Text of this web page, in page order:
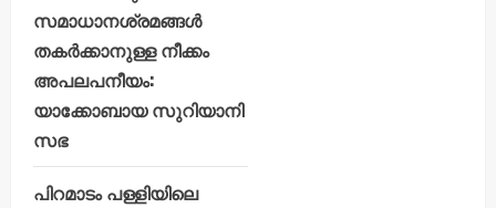
സമാധാനശ്രമങ്ങൾ
തകർക്കാനുള്ള നീക്കം
അപലപനീയം:
യാക്കോബായ സുറിയാനി
സഭ
പിറമാടം പള്ളിയിലെ